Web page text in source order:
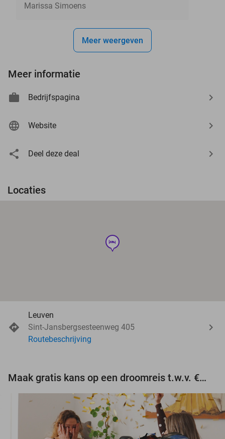
Marissa Simoens
Meer weergeven
Meer informatie
Bedrijfspagina
Website
Deel deze deal
Locaties
hotel
Leuven
Sint-Jansbergsesteenweg 405
Routebeschrijving
Maak gratis kans op een droomreis t.w.v. €3.000!